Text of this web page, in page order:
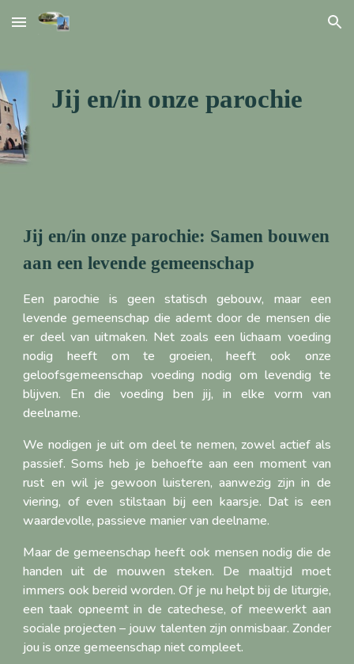
Skip to main content Skip to navigation
Jij en/in onze parochie
Jij en/in onze parochie: Samen bouwen
aan een levende gemeenschap
Een parochie is geen statisch gebouw, maar een
levende gemeenschap die ademt door de mensen die
er deel van uitmaken. Net zoals een lichaam voeding
nodig heeft om te groeien, heeft ook onze
geloofsgemeenschap voeding nodig om levendig te
blijven. En die voeding ben jij, in elke vorm van
deelname.
We nodigen je uit om deel te nemen, zowel actief als
passief. Soms heb je behoefte aan een moment van
rust en wil je gewoon luisteren, aanwezig zijn in de
viering, of even stilstaan bij een kaarsje. Dat is een
waardevolle, passieve manier van deelname.
Maar de gemeenschap heeft ook mensen nodig die de
handen uit de mouwen steken. De maaltijd moet
immers ook bereid worden. Of je nu helpt bij de liturgie,
een taak opneemt in de catechese, of meewerkt aan
sociale projecten – jouw talenten zijn onmisbaar. Zonder
jou is onze gemeenschap niet compleet.